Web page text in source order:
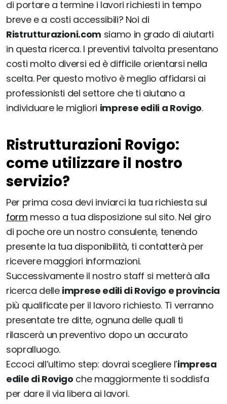
di portare a termine i lavori richiesti in tempo
breve e a costi accessibili? Noi di
Ristrutturazioni.com siamo in grado di aiutarti
in questa ricerca. I preventivi talvolta presentano
costi molto diversi ed è difficile orientarsi nella
scelta. Per questo motivo è meglio affidarsi ai
professionisti del settore che ti aiutano a
individuare le migliori imprese edili a Rovigo.
Ristrutturazioni Rovigo:
come utilizzare il nostro
servizio?
Per prima cosa devi inviarci la tua richiesta sul
form messo a tua disposizione sul sito. Nel giro
di poche ore un nostro consulente, tenendo
presente la tua disponibilità, ti contatterà per
ricevere maggiori informazioni.
Successivamente il nostro staff si metterà alla
ricerca delle imprese edili di Rovigo e provincia
più qualificate per il lavoro richiesto. Ti verranno
presentate tre ditte, ognuna delle quali ti
rilascerà un preventivo dopo un accurato
sopralluogo.
Eccoci all’ultimo step: dovrai scegliere l’impresa
edile di Rovigo che maggiormente ti soddisfa
per dare il via libera ai lavori.